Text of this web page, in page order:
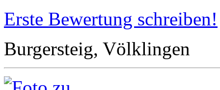
Erste Bewertung schreiben!
Burgersteig, Völklingen